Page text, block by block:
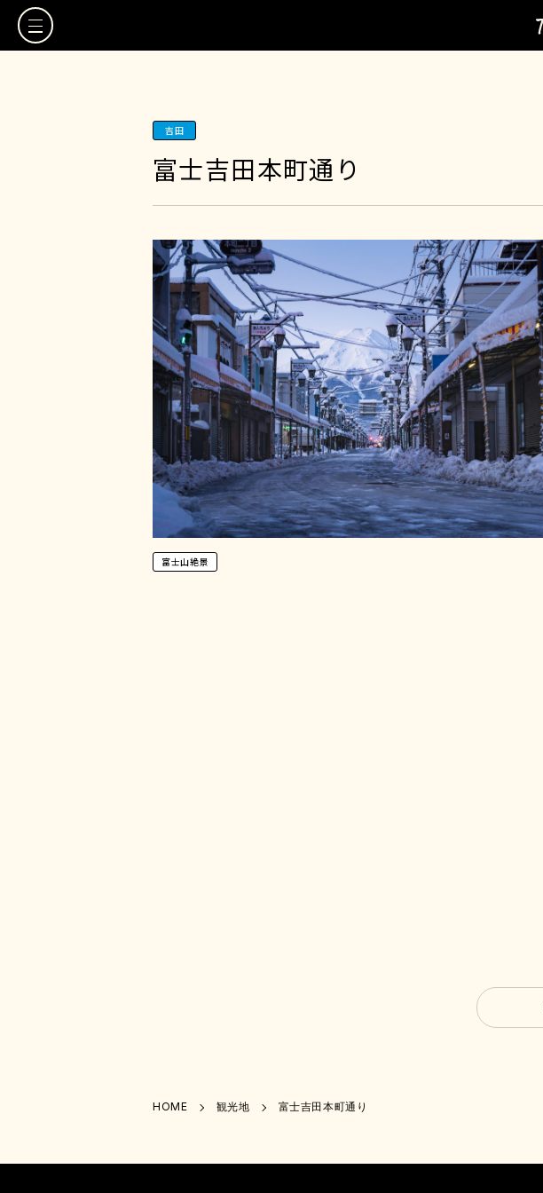
吉田
富士吉田本町通り
富士山絶景
HOME 観光地 富士吉田本町通り